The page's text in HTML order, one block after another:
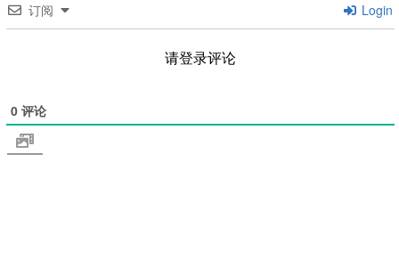
订阅 Login
请登录评论
0 评论